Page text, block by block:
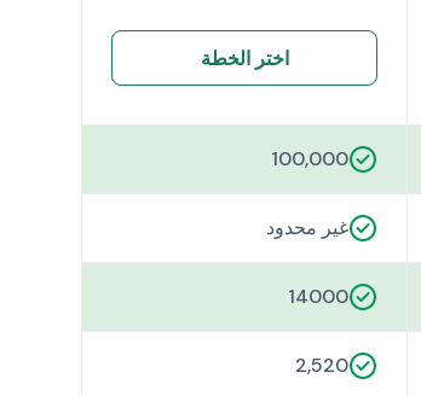
اختر الخطة
100,000
غير محدود
14000
2,520